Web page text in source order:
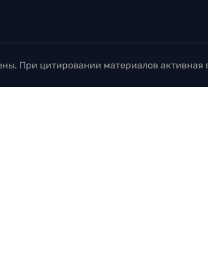
При цитировании материалов активная